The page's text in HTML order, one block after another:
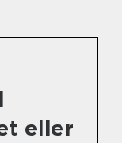
eller